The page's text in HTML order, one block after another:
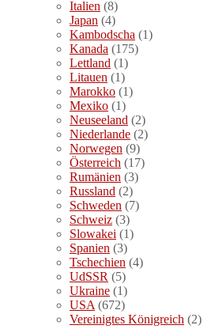
Italien (8)
Japan (4)
Kambodscha (1)
Kanada (175)
Lettland (1)
Litauen (1)
Marokko (1)
Mexiko (1)
Neuseeland (2)
Niederlande (2)
Norwegen (9)
Österreich (17)
Rumänien (3)
Russland (2)
Schweden (7)
Schweiz (3)
Slowakei (1)
Spanien (3)
Tschechien (4)
UdSSR (5)
Ukraine (1)
USA (672)
Vereinigtes Königreich (2)